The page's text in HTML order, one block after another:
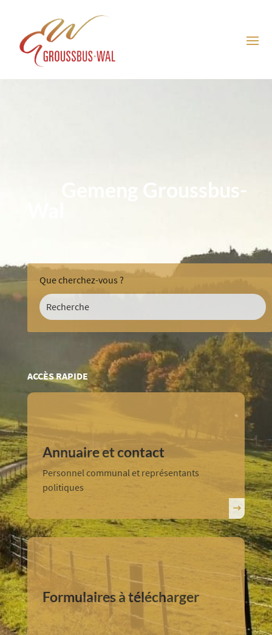
Gemeng Groussbus-
ACCÈS RAPIDE
Annuaire et contact
Personnel communal et représentants
politiques
Formulaires à télécharger